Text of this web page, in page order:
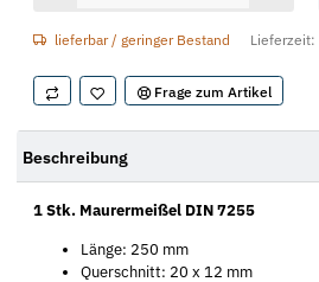
lieferbar / geringer Bestand Lieferzeit:
Frage zum Artikel
Beschreibung
1 Stk. Maurermeißel DIN 7255
Länge: 250 mm
Querschnitt: 20 x 12 mm